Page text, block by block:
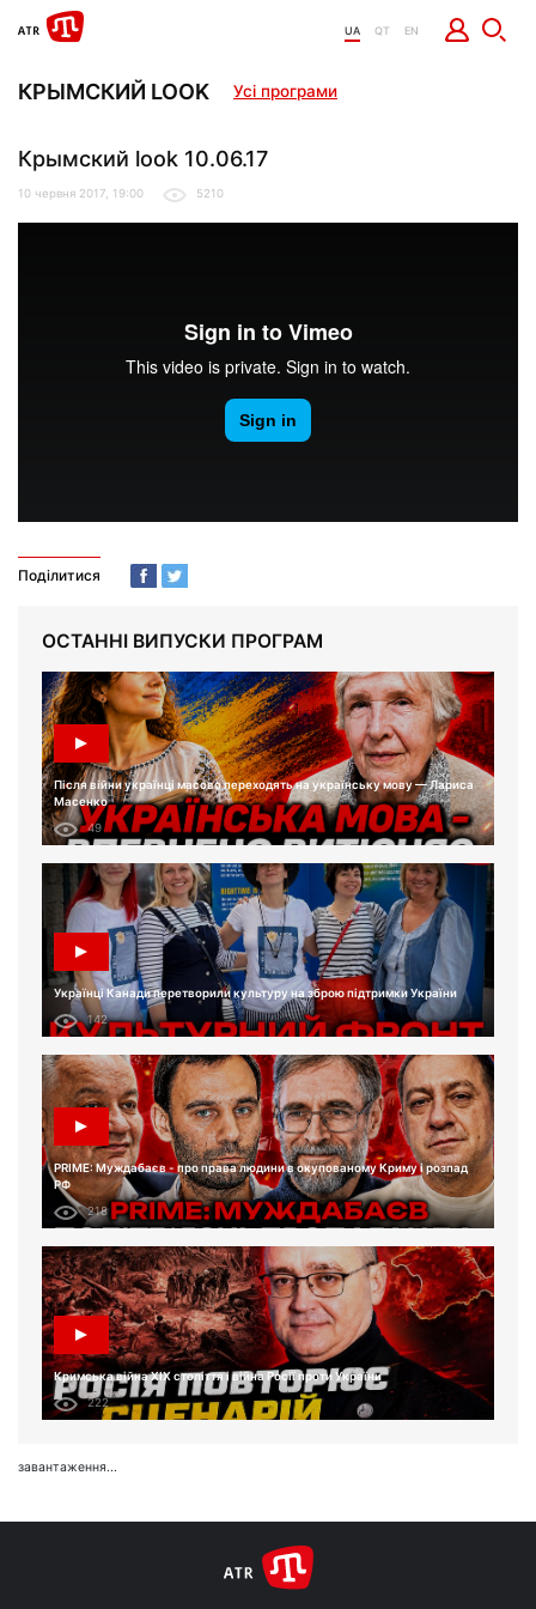
UA QT EN
КРЫМСКИЙ LOOK Усі програми
Крымский look 10.06.17
10 червня 2017, 19:00 5210
Поділитися
ОСТАННІ ВИПУСКИ ПРОГРАМ
Після війни українці масово переходять на українську мову — Лариса
Масенко
49
Українці Канади перетворили культуру на зброю підтримки України
142
PRIME: Муждабаєв - про права людини в окупованому Криму і розпад
РФ
218
Кримська війна XIX століття і війна Росії проти України
222
завантаження...